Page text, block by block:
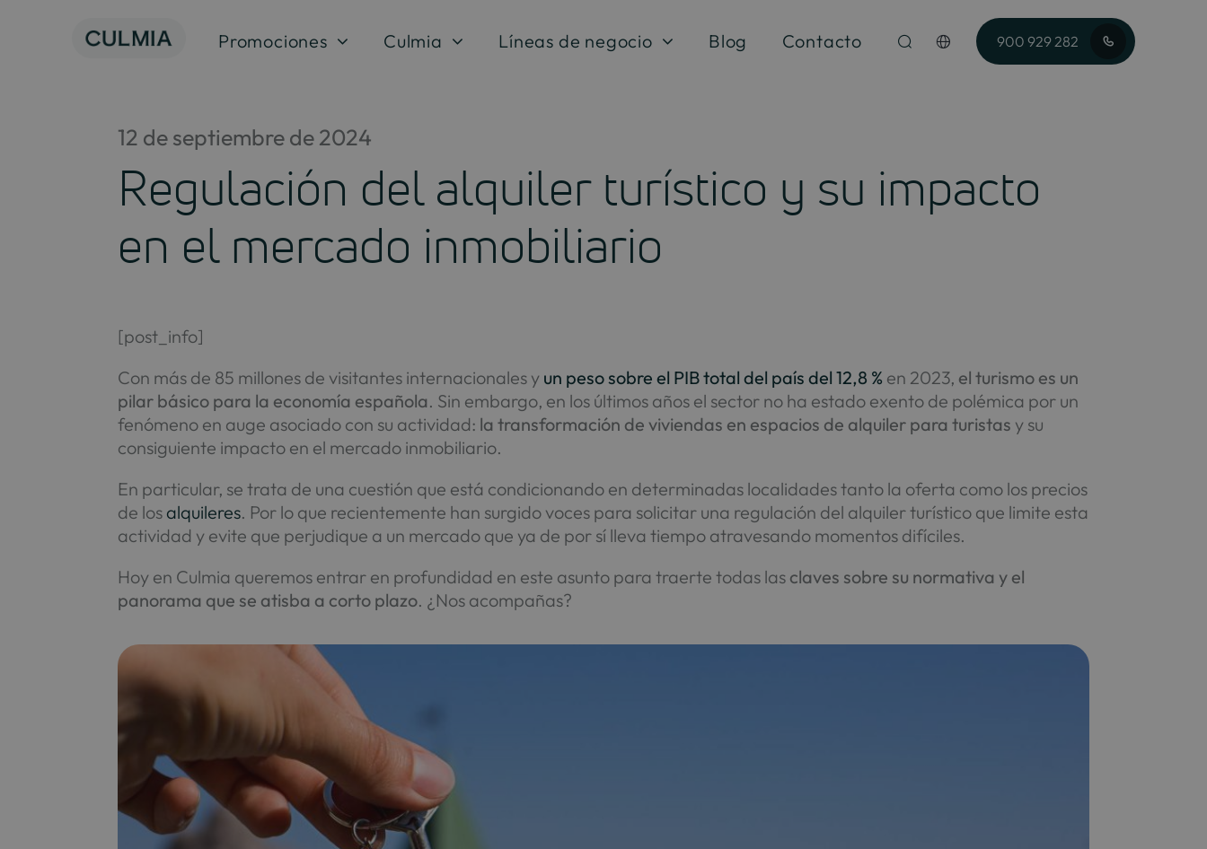
Promociones Culmia Líneas de negocio Blog Contacto 900 929 282
12 de septiembre de 2024
Regulación del alquiler turístico y su impacto
en el mercado inmobiliario
[post_info]
Con más de 85 millones de visitantes internacionales y un peso sobre el PIB total del país del 12,8 % en 2023, el turismo es un
pilar básico para la economía española. Sin embargo, en los últimos años el sector no ha estado exento de polémica por un
fenómeno en auge asociado con su actividad: la transformación de viviendas en espacios de alquiler para turistas y su
consiguiente impacto en el mercado inmobiliario.
En particular, se trata de una cuestión que está condicionando en determinadas localidades tanto la oferta como los precios
de los alquileres. Por lo que recientemente han surgido voces para solicitar una regulación del alquiler turístico que limite esta
actividad y evite que perjudique a un mercado que ya de por sí lleva tiempo atravesando momentos difíciles.
Hoy en Culmia queremos entrar en profundidad en este asunto para traerte todas las claves sobre su normativa y el
panorama que se atisba a corto plazo. ¿Nos acompañas?